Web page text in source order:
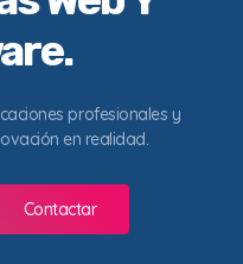
profesionales y
en realidad.
Contactar